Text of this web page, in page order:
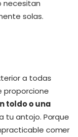
necesitan
solas.
a todas
proporcione
toldo o una
tu antojo. Porque
comer